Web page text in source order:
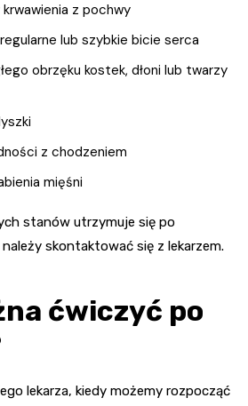
z pochwy
lub szybkie bicie serca
obrzęku kostek, dłoni lub twarzy
z chodzeniem
mięśni
stanów utrzymuje się po
skontaktować się z lekarzem.
ćwiczyć po
lekarza, kiedy możemy rozpocząć